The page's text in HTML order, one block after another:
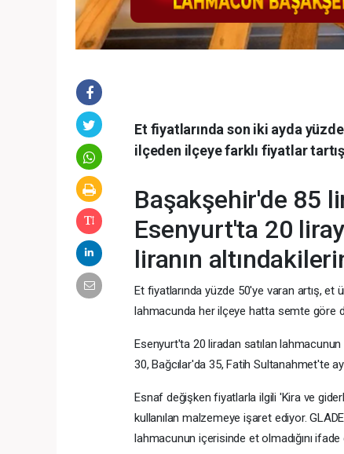
Et fiyatlarında son iki ayda
ilçeden ilçeye farklı fiyatlar
Başakşehir'de 85
Esenyurt'ta 20
liranın
Et fiyatlarında yüzde 50'ye varan artış, et
lahmacunda her ilçeye hatta semte göre
Esenyurt'ta 20 liradan satılan
30, Bağcılar'da 35, Fatih Sultanahmet'te
Esnaf değişken fiyatlarla ilgili 'Kira ve
kullanılan malzemeye işaret ediyor.
lahmacunun içerisinde et olmadığını ifade